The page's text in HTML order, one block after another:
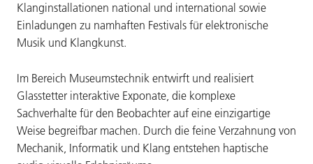
Klanginstallationen national und international sowie
Einladungen zu namhaften Festivals für elektronische
Musik und Klangkunst.
Im Bereich Museumstechnik entwirft und realisiert
Glasstetter interaktive Exponate, die komplexe
Sachverhalte für den Beobachter auf eine einzigartige
Weise begreifbar machen. Durch die feine Verzahnung von
Mechanik, Informatik und Klang entstehen haptische